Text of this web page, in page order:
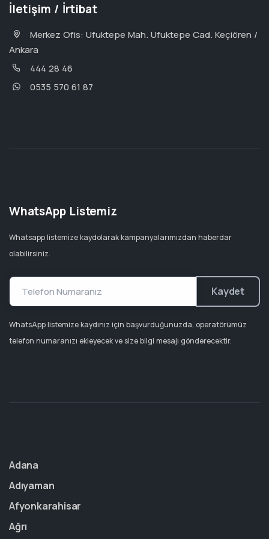
İletişim / İrtibat
Merkez Ofis: Ufuktepe Mah. Ufuktepe Cad. Keçiören /
Ankara
444 28 46
0535 570 61 87
WhatsApp Listemiz
Whatsapp listemize kaydolarak kampanyalarımızdan haberdar
olabilirsiniz.
Kaydet
WhatsApp listemize kaydınız için başvurduğunuzda, operatörümüz
telefon numaranızı ekleyecek ve size bilgi mesajı gönderecektir.
Adana
Adıyaman
Afyonkarahisar
Ağrı